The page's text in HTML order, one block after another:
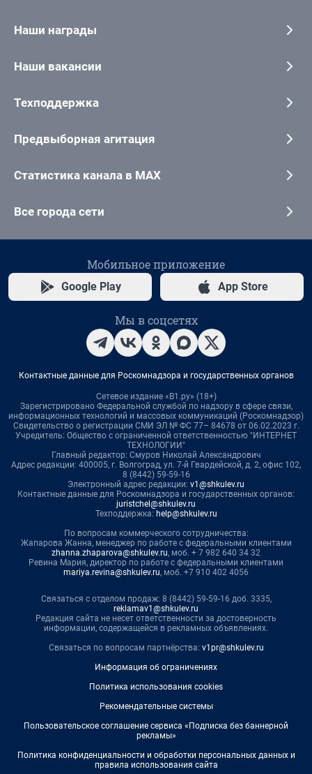
Наши награды
Наши вакансии
Техподдержка
Предвыборная агитация
Статистика канала в MAX
Все города сети
Мобильное приложение
Google Play App Store
Мы в соцсетях
Контактные данные для Роскомнадзора и государственных органов
Сетевое издание «В1.ру» (18+)
Зарегистрировано Федеральной службой по надзору в сфере связи,
информационных технологий и массовых коммуникаций (Роскомнадзор)
Свидетельство о регистрации СМИ ЭЛ № ФС 77– 84678 от 06.02.2023 г.
Учредитель: Общество с ограниченной ответственностью "ИНТЕРНЕТ
ТЕХНОЛОГИИ"
Главный редактор: Смуров Николай Александрович
Адрес редакции: 400005, г. Волгоград, ул. 7-й Гвардейской, д. 2, офис 102,
8 (8442) 59-59-16
Электронный адрес редакции: v1@shkulev.ru
Контактные данные для Роскомнадзора и государственных органов:
juristchel@shkulev.ru
Техподдержка: help@shkulev.ru
По вопросам коммерческого сотрудничества:
Жапарова Жанна, менеджер по работе с федеральными клиентами
zhanna.zhaparova@shkulev.ru, моб. + 7 982 640 34 32
Ревина Мария, директор по работе с федеральными клиентами
mariya.revina@shkulev.ru, моб. +7 910 402 4056
Связаться с отделом продаж: 8 (8442) 59-59-16 доб. 3335,
reklamav1@shkulev.ru
Редакция сайта не несет ответственности за достоверность
информации, содержащейся в рекламных объявлениях.
Связаться по вопросам партнёрства: v1pr@shkulev.ru
Информация об ограничениях
Политика использования cookies
Рекомендательные системы
Пользовательское соглашение сервиса «Подписка без баннерной
рекламы»
Политика конфиденциальности и обработки персональных данных и
правила использования сайта